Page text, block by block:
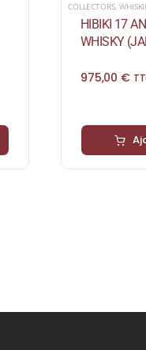
COLLECTORS,
HIBIKI 17
WHISKY
975,00 €